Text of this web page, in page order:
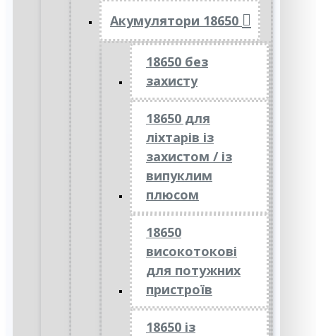
Акумулятори 18650
18650 без
захисту
18650 для
ліхтарів із
захистом / із
випуклим
плюсом
18650
високотокові
для потужних
пристроїв
18650 із